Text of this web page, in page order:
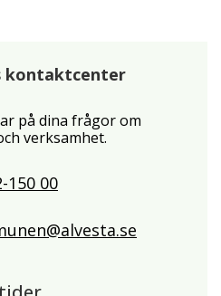
kontaktcenter
på dina frågor om
verksamhet.
150 00